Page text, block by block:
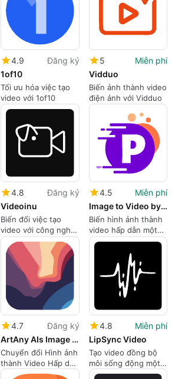
4.9
Đăng ký
1of10
Tối ưu hóa việc tạo
video với 1of10
5
Miễn phí
Vidduo
Biến ảnh thành video
điện ảnh với Vidduo
4.8
Đăng ký
Videoinu
Biến đổi việc tạo
video với công nghệ
AI
4.5
Miễn phí
Image to Video by PixNova
Biến hình ảnh thành
video hấp dẫn một
cách dễ dàng
4.7
Đăng ký
ArtAny AIs Image to Video
Chuyển đổi Hình ảnh
thành Video Hấp dẫn
với ArtAny AI
4.8
Miễn phí
LipSync Video
Tạo video đồng bộ
môi sống động một
cách dễ dàng